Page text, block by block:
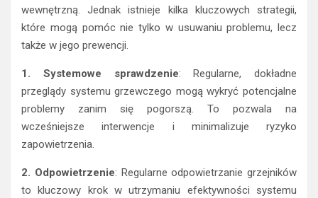
wewnętrzną. Jednak istnieje kilka kluczowych strategii,
które mogą pomóc nie tylko w usuwaniu problemu, lecz
także w jego prewencji.
1. Systemowe sprawdzenie: Regularne, dokładne
przeglądy systemu grzewczego mogą wykryć potencjalne
problemy zanim się pogorszą. To pozwala na
wcześniejsze interwencje i minimalizuje ryzyko
zapowietrzenia.
2. Odpowietrzenie: Regularne odpowietrzanie grzejników
to kluczowy krok w utrzymaniu efektywności systemu